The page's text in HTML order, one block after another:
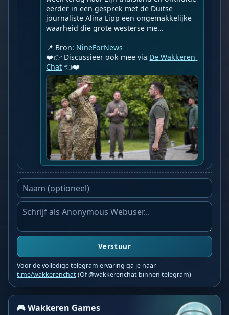
eerder in een gesprek met de Duitse
journaliste Alina Lipp een ongemakkelijke
waarheid die grote westerse me...
📍 Bron: NineForNews
❤️👉 Discussieer ook mee via De Wakkeren
Chat 👈❤️
Verstuur
Voor de volledige telegram ervaring ga je naar
t.me/wakkerenchat(Of @wakkerenchat binnen telegram)
🎮 Wakkeren Games